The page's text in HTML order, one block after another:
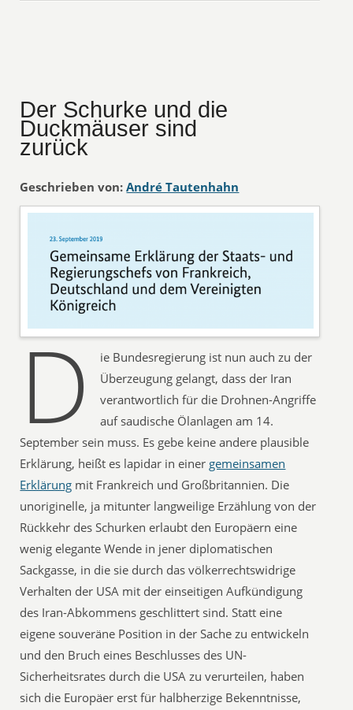
Der Schurke und die
Duckmäuser sind
zurück
Geschrieben von: André Tautenhahn
D
ie Bundesregierung ist nun auch zu der
Überzeugung gelangt, dass der Iran
verantwortlich für die Drohnen-Angriffe
auf saudische Ölanlagen am 14.
September sein muss. Es gebe keine andere plausible
Erklärung, heißt es lapidar in einer gemeinsamen
Erklärung mit Frankreich und Großbritannien. Die
unoriginelle, ja mitunter langweilige Erzählung von der
Rückkehr des Schurken erlaubt den Europäern eine
wenig elegante Wende in jener diplomatischen
Sackgasse, in die sie durch das völkerrechtswidrige
Verhalten der USA mit der einseitigen Aufkündigung
des Iran-Abkommens geschlittert sind. Statt eine
eigene souveräne Position in der Sache zu entwickeln
und den Bruch eines Beschlusses des UN-
Sicherheitsrates durch die USA zu verurteilen, haben
sich die Europäer erst für halbherzige Bekenntnisse,